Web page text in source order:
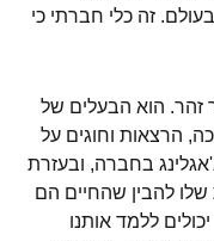
זה כלי חברתי כי
זהר. הוא הבעלים של
הרצאות וחוגים על
בחברה, ובעזרת
להבין שהחיים הם
ללמד אותנו